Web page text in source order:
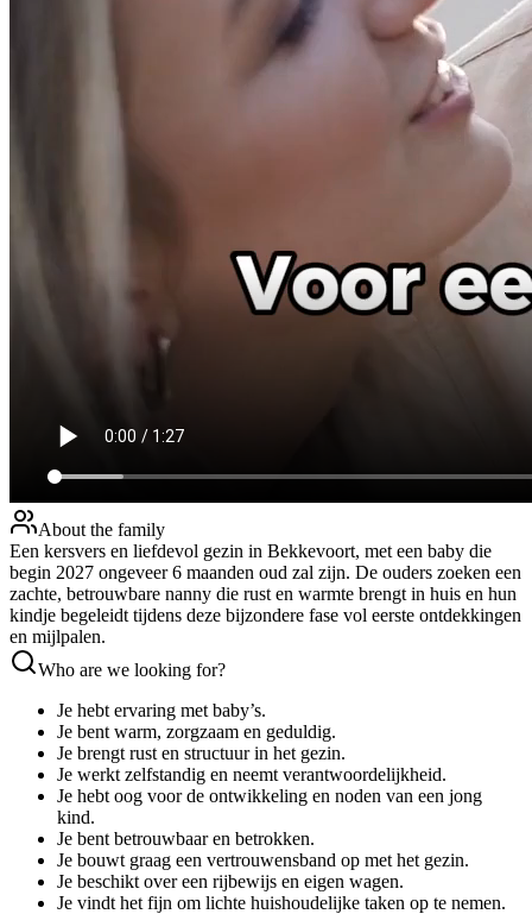
About the family
Een kersvers en liefdevol gezin in Bekkevoort, met een baby die
begin 2027 ongeveer 6 maanden oud zal zijn. De ouders zoeken een
zachte, betrouwbare nanny die rust en warmte brengt in huis en hun
kindje begeleidt tijdens deze bijzondere fase vol eerste ontdekkingen
en mijlpalen.
Who are we looking for?
Je hebt ervaring met baby’s.
Je bent warm, zorgzaam en geduldig.
Je brengt rust en structuur in het gezin.
Je werkt zelfstandig en neemt verantwoordelijkheid.
Je hebt oog voor de ontwikkeling en noden van een jong
kind.
Je bent betrouwbaar en betrokken.
Je bouwt graag een vertrouwensband op met het gezin.
Je beschikt over een rijbewijs en eigen wagen.
Je vindt het fijn om lichte huishoudelijke taken op te nemen.